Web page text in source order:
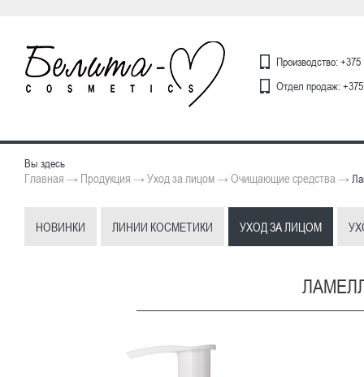
Производство:
Отдел продаж:
Вы здесь
Главная → Продукция →Уход за лицом→Очищающие средства →
НОВИНКИ ЛИНИИ КОСМЕТИКИ УХОД ЗА ЛИЦОМ